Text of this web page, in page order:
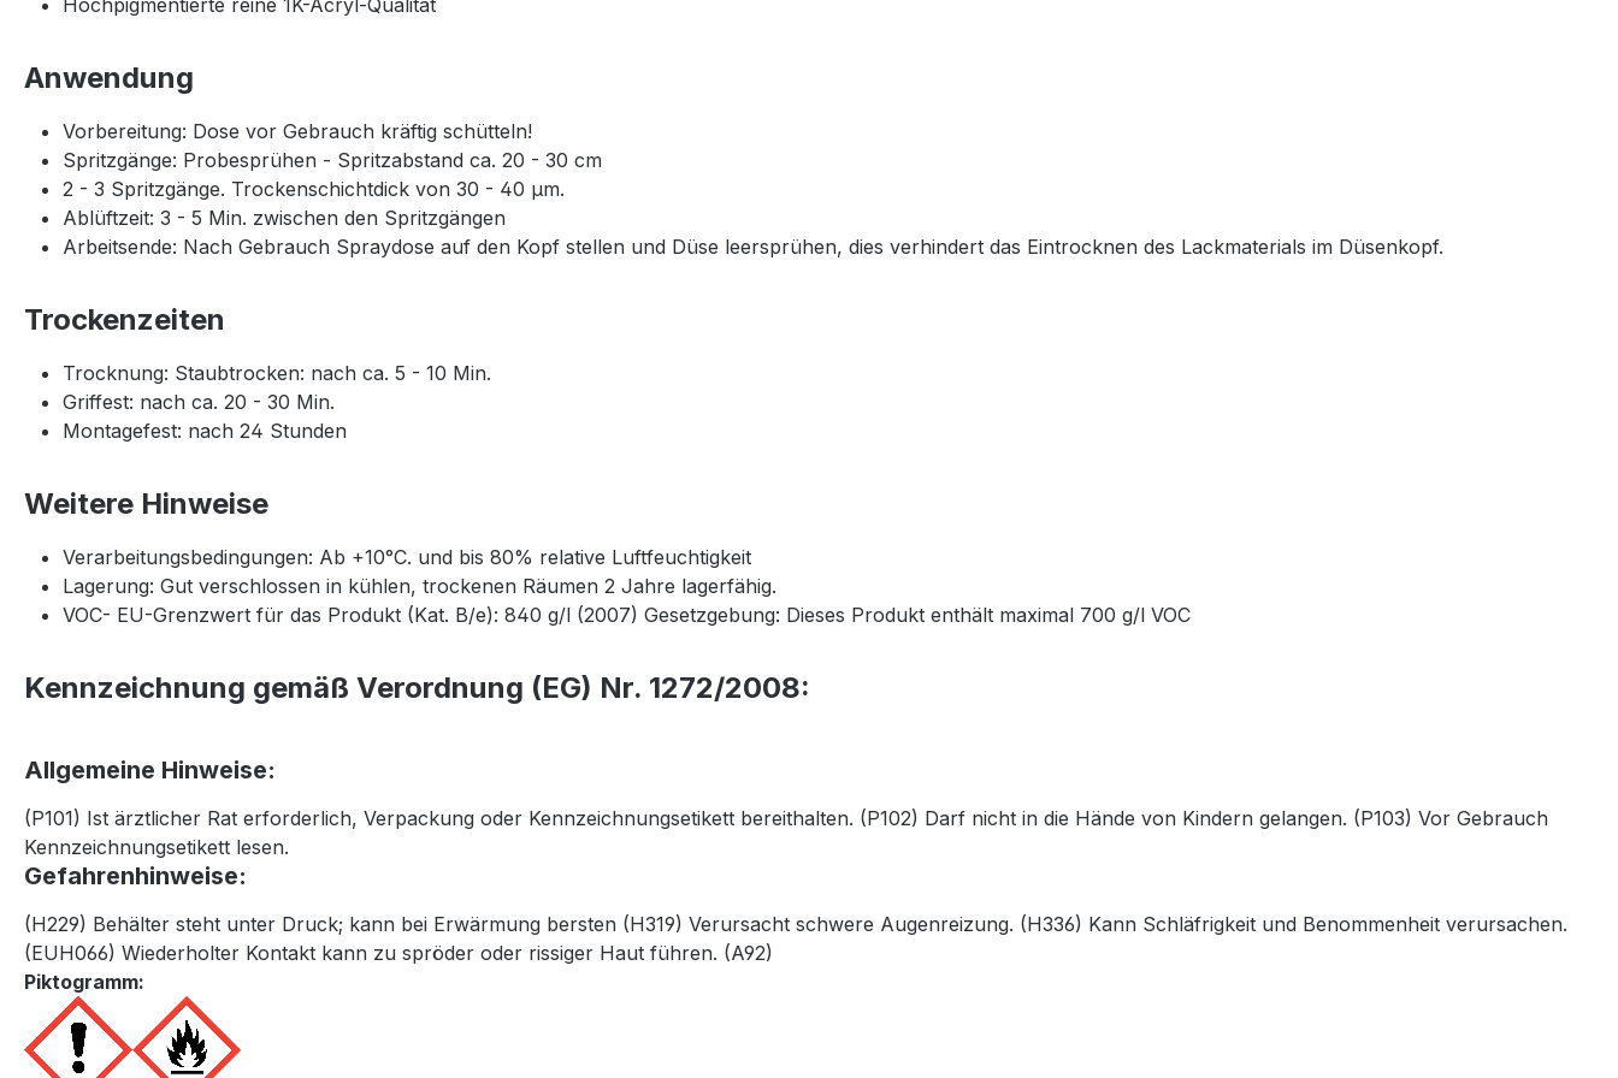
Hochpigmentierte reine 1K-Acryl-Qualität
Anwendung
Vorbereitung: Dose vor Gebrauch kräftig schütteln!
Spritzgänge: Probesprühen - Spritzabstand ca. 20 - 30 cm
2 - 3 Spritzgänge. Trockenschichtdick von 30 - 40 µm.
Ablüftzeit: 3 - 5 Min. zwischen den Spritzgängen
Arbeitsende: Nach Gebrauch Spraydose auf den Kopf stellen und Düse leersprühen, dies verhindert das Eintrocknen des Lackmaterials im Düsenkopf.
Trockenzeiten
Trocknung: Staubtrocken: nach ca. 5 - 10 Min.
Griffest: nach ca. 20 - 30 Min.
Montagefest: nach 24 Stunden
Weitere Hinweise
Verarbeitungsbedingungen: Ab +10°C. und bis 80% relative Luftfeuchtigkeit
Lagerung: Gut verschlossen in kühlen, trockenen Räumen 2 Jahre lagerfähig.
VOC- EU-Grenzwert für das Produkt (Kat. B/e): 840 g/l (2007) Gesetzgebung: Dieses Produkt enthält maximal 700 g/l VOC
Kennzeichnung gemäß Verordnung (EG) Nr. 1272/2008:
Allgemeine Hinweise:
(P101) Ist ärztlicher Rat erforderlich, Verpackung oder Kennzeichnungsetikett bereithalten. (P102) Darf nicht in die Hände von Kindern gelangen. (P103) Vor Gebrauch
Kennzeichnungsetikett lesen.
Gefahrenhinweise:
(H229) Behälter steht unter Druck; kann bei Erwärmung bersten (H319) Verursacht schwere Augenreizung. (H336) Kann Schläfrigkeit und Benommenheit verursachen.
(EUH066) Wiederholter Kontakt kann zu spröder oder rissiger Haut führen. (A92)
Piktogramm: